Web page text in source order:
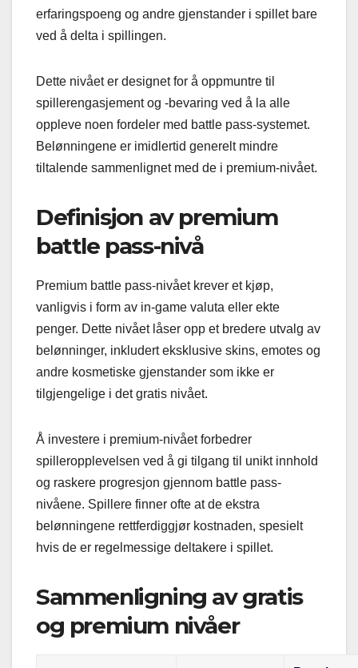
erfaringspoeng og andre gjenstander i spillet bare
ved å delta i spillingen.
Dette nivået er designet for å oppmuntre til
spillerengasjement og -bevaring ved å la alle
oppleve noen fordeler med battle pass-systemet.
Belønningene er imidlertid generelt mindre
tiltalende sammenlignet med de i premium-nivået.
Definisjon av premium
battle pass-nivå
Premium battle pass-nivået krever et kjøp,
vanligvis i form av in-game valuta eller ekte
penger. Dette nivået låser opp et bredere utvalg av
belønninger, inkludert eksklusive skins, emotes og
andre kosmetiske gjenstander som ikke er
tilgjengelige i det gratis nivået.
Å investere i premium-nivået forbedrer
spilleropplevelsen ved å gi tilgang til unikt innhold
og raskere progresjon gjennom battle pass-
nivåene. Spillere finner ofte at de ekstra
belønningene rettferdiggjør kostnaden, spesielt
hvis de er regelmessige deltakere i spillet.
Sammenligning av gratis
og premium nivåer